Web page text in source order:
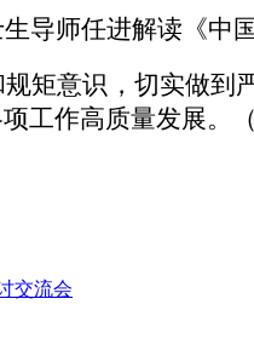
导师任进解读《中
矩意识，切实做到
工作高质量发展。
交流会